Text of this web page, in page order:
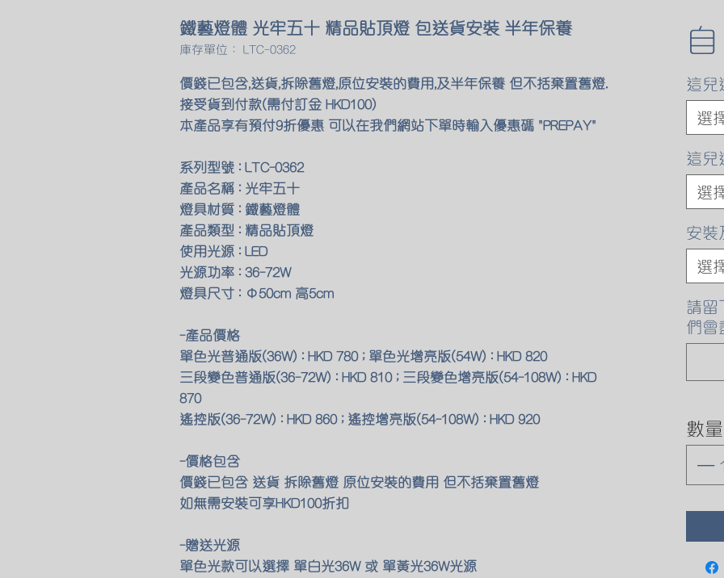
鐵藝燈體 光牢五十 精品貼頂燈 包送貨安裝 半年保養
庫存單位： LTC-0362
價錢已包含,送貨,拆除舊燈,原位安裝的費用,及半年保養 但不括棄置舊燈.
接受貨到付款(需付訂金 HKD100)
本產品享有預付9折優惠 可以在我們網站下單時輸入優惠碼 "PREPAY"
系列型號 : LTC-0362
產品名稱 : 光牢五十
燈具材質 : 鐵藝燈體
產品類型 : 精品貼頂燈
使用光源 : LED
光源功率 : 36-72W
燈具尺寸 : Φ50cm 高5cm
-產品價格
單色光普通版(36W) : HKD 780 ; 單色光增亮版(54W) : HKD 820
三段變色普通版(36-72W) : HKD 810 ; 三段變色增亮版(54-108W) : HKD
870
遙控版(36-72W) : HKD 860 ; 遙控增亮版(54-108W) : HKD 920
-價格包含
價錢已包含 送貨 拆除舊燈 原位安裝的費用 但不括棄置舊燈
如無需安裝可享HKD100折扣
-贈送光源
單色光款可以選擇 單白光36W 或 單黃光36W光源
自
這兒
選
這兒
選
安裝
選
請留
們會
數量